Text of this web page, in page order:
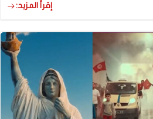
إقرأ المزيد: